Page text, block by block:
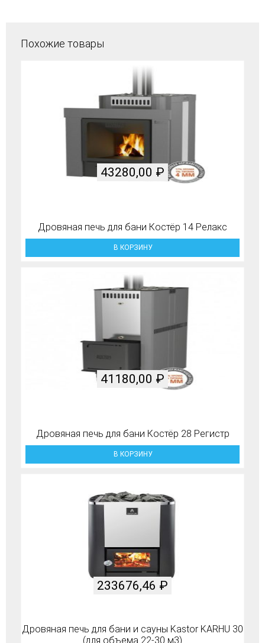
Похожие товары
Дровяная печь для бани Костёр 14 Релакс
43280,00 ₽
В КОРЗИНУ
Дровяная печь для бани Костёр 28 Регистр
41180,00 ₽
В КОРЗИНУ
Дровяная печь для бани и сауны Kastor KARHU 30
(для объема 22-30 м3)
233676,46 ₽